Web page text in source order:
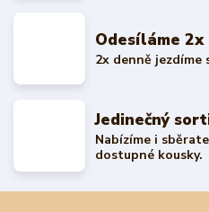
Odesíláme 2x
2x denně jezdíme
Jedinečný
Nabízíme i
dostupné kousky.